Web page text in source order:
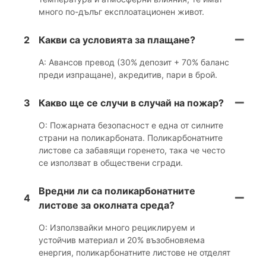
много по-дълъг експлоатационен живот.
2 Какви са условията за плащане?
A: Авансов превод (30% депозит + 70% баланс
преди изпращане), акредитив, пари в брой.
3 Какво ще се случи в случай на пожар?
О: Пожарната безопасност е една от силните
страни на поликарбоната. Поликарбонатните
листове са забавящи горенето, така че често
се използват в обществени сгради.
4
Вредни ли са поликарбонатните
листове за околната среда?
О: Използвайки много рециклируем и
устойчив материал и 20% възобновяема
енергия, поликарбонатните листове не отделят